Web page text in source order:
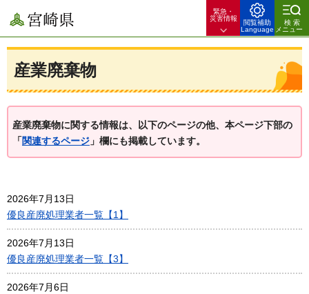
宮崎県
緊急・
災害情報
閲覧補助
Language
検索
メニュー
産業廃棄物
産業廃棄物に関する情報は、以下のページの他、本ページ下部の
「関連するページ 」欄にも掲載しています。
2026年7月13日
優良産廃処理業者一覧【1】
2026年7月13日
優良産廃処理業者一覧【3】
2026年7月6日